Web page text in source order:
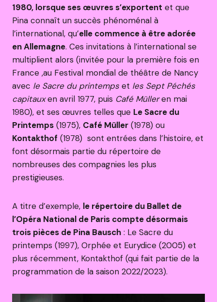
1980, lorsque ses œuvres s’exportent et que
Pina connaît un succès phénoménal à
l’international, qu’elle commence à être adorée
en Allemagne. Ces invitations à l’international se
multiplient alors (invitée pour la première fois en
France ,au Festival mondial de théâtre de Nancy
avec le Sacre du printemps et les Sept Péchés
capitauxen avril 1977, puis Café Mülleren mai
1980), et ses œuvres telles que Le Sacre du
Printemps (1975), Café Müller (1978) ou
Kontakthof (1978) sont entrées dans l’histoire, et
font désormais partie du répertoire de
nombreuses des compagnies les plus
prestigieuses.
A titre d’exemple, le répertoire du Ballet de
l’Opéra National de Paris compte désormais
trois pièces de Pina Bausch : Le Sacre du
printemps (1997), Orphée et Eurydice (2005) et
plus récemment, Kontakthof (qui fait partie de la
programmation de la saison 2022/2023).